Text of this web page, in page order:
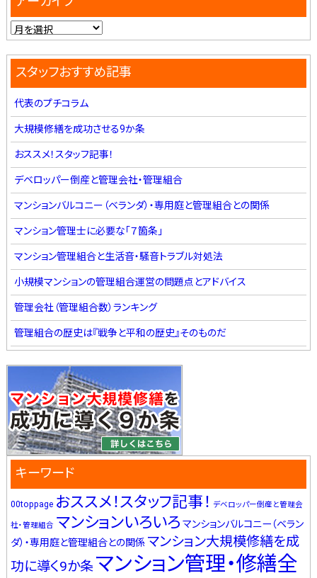
スタッフおすすめ記事
代表のプチコラム
大規模修繕を成功させる9か条
おススメ！スタッフ記事！
デベロッパー倒産と管理会社・管理組合
マンションバルコニー（ベランダ）・専用庭と管理組合との関係
マンション管理士に必要な「７箇条」
マンション管理組合と生活音・騒音トラブル対処法
小規模マンションの管理組合運営の問題点とアドバイス
管理会社（管理組合数）ランキング
管理組合の歴史は『戦争と平和の歴史』そのものだ
キーワード
00toppage おススメ！スタッフ記事！ デベロッパー倒産と管理会
社・管理組合 マンションいろいろ マンションバルコニー（ベラン
ダ）・専用庭と管理組合との関係 マンション大規模修繕を成
功に導く9か条マンション管理・修繕全